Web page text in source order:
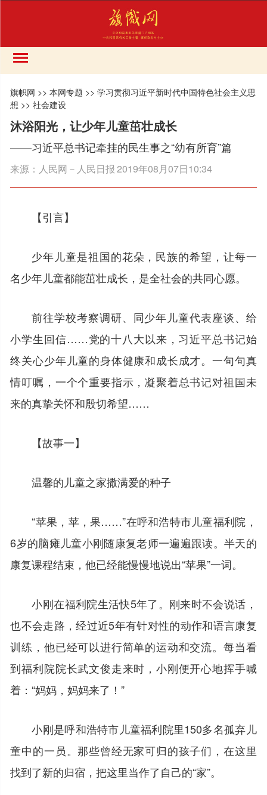
旗帜网 >>本网专题 >>学习贯彻习近平新时代中国特色社会主义思
想 >>社会建设
沐浴阳光，让少年儿童茁壮成长
——习近平总书记牵挂的民生事之“幼有所育”篇
来源： 人民网－人民日报2019年08月07日10:34
【引言】
少年儿童是祖国的花朵，民族的希望，让每一
名少年儿童都能茁壮成长，是全社会的共同心愿。
前往学校考察调研、同少年儿童代表座谈、给
小学生回信……党的十八大以来，习近平总书记始
终关心少年儿童的身体健康和成长成才。一句句真
情叮嘱，一个个重要指示，凝聚着总书记对祖国未
来的真挚关怀和殷切希望……
【故事一】
温馨的儿童之家撒满爱的种子
“苹果，苹，果……”在呼和浩特市儿童福利院，
6岁的脑瘫儿童小刚随康复老师一遍遍跟读。半天的
康复课程结束，他已经能慢慢地说出“苹果”一词。
小刚在福利院生活快5年了。刚来时不会说话，
也不会走路，经过近5年有针对性的动作和语言康复
训练，他已经可以进行简单的运动和交流。每当看
到福利院院长武文俊走来时，小刚便开心地挥手喊
着：“妈妈，妈妈来了！”
小刚是呼和浩特市儿童福利院里150多名孤弃儿
童中的一员。那些曾经无家可归的孩子们，在这里
找到了新的归宿，把这里当作了自己的“家”。